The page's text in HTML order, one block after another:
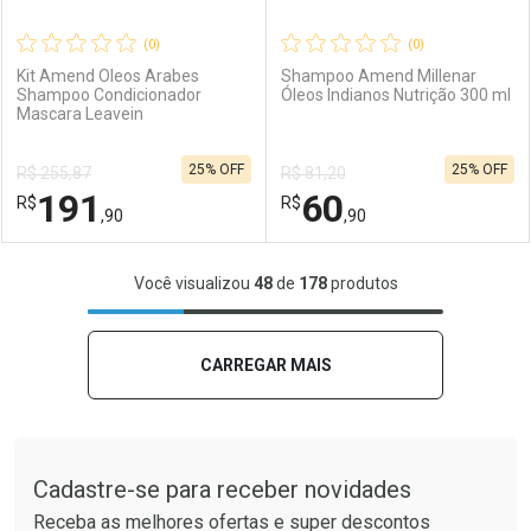
Comprar sem Desconto
Por R$ 57,90/cada
Comprar sem Desconto
Por R$ 57,90/cada
Comprar sem Desconto
Por R$ 111,90/cada
Comprar sem Desconto
Por R$ 111,90/cada
(0)
Kit Amend Oleos Arabes
Shampoo Condicionador
Mascara Leavein
R$ 255,87
R$191 ,90
25% OFF
FECHAR
Laboratório
FECHAR
Por Menos
(0)
Shampoo Amend Millenar
Óleos Indianos Nutrição 300 ml
R$ 81,20
R$60,90
25% OFF
Laboratório
Por Menos
Você visualizou 48de 178produtos
CARREGAR MAIS
Cadastre-se para receber novidades
Receba as melhores ofertas e super descontos